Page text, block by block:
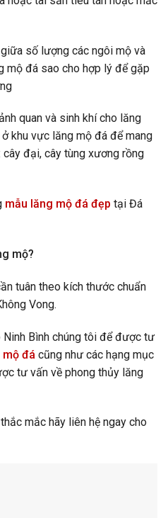
số lượng các ngôi mộ và
mộ đá sao cho hợp lý để gặp
quan và sinh khí cho lăng
khu vực lăng mộ đá để mang
đại, cây tùng xương rồng
mẫu lăng mộ đá đẹp tại Đá
mộ?
tuân theo kích thước chuẩn
Vong.
Bình chúng tôi để được tư
đá cũng như các hạng mục
tư vấn về phong thủy lăng
mắc hãy liên hệ ngay cho